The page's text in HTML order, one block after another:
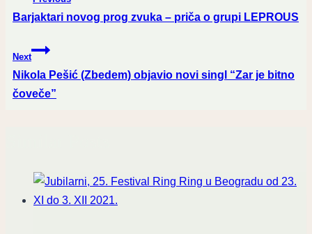
navigation
Barjaktari novog prog zvuka – priča o grupi LEPROUS
Next
Nikola Pešić (Zbedem) objavio novi singl “Zar je bitno
čoveče”